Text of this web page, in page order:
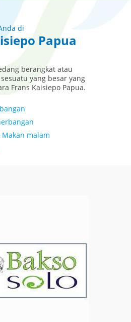
di
Papua
berangkat atau
yang besar yang
Frans Kaisiepo Papua.
malam